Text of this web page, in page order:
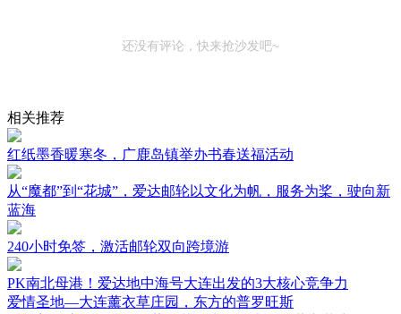
还没有评论，快来抢沙发吧~
相关推荐
红纸墨香暖寒冬，广鹿岛镇举办书春送福活动
从“魔都”到“花城”，爱达邮轮以文化为帆，服务为桨，驶向新
蓝海
240小时免签，激活邮轮双向跨境游
PK南北母港！爱达地中海号大连出发的3大核心竞争力
爱情圣地—大连薰衣草庄园，东方的普罗旺斯